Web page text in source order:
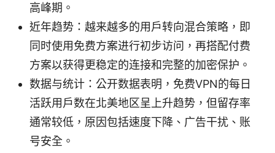
高峰期。
近年趋势：越来越多的用户转向混合策略，即
同时使用免费方案进行初步访问，再搭配付费
方案以获得更稳定的连接和完整的加密保护。
数据与统计：公开数据表明，免费VPN的每日
活跃用户数在北美地区呈上升趋势，但留存率
通常较低，原因包括速度下降、广告干扰、账
号安全。